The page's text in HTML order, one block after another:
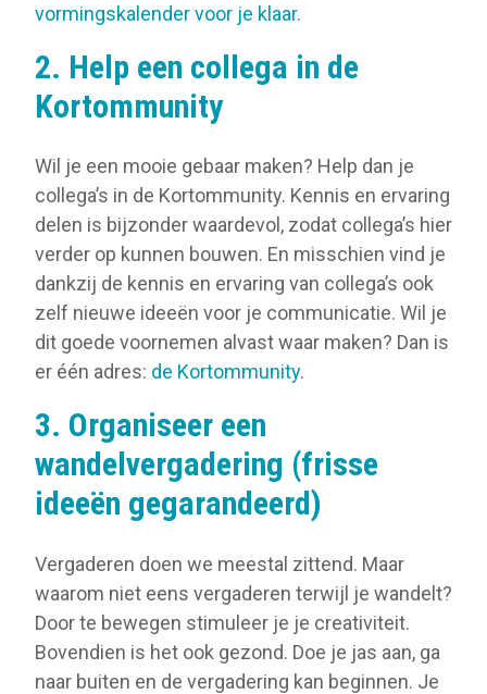
vormingskalender voor je klaar.
2. Help een collega in de
Kortommunity
Wil je een mooie gebaar maken? Help dan je
collega’s in de Kortommunity. Kennis en ervaring
delen is bijzonder waardevol, zodat collega’s hier
verder op kunnen bouwen. En misschien vind je
dankzij de kennis en ervaring van collega’s ook
zelf nieuwe ideeën voor je communicatie. Wil je
dit goede voornemen alvast waar maken? Dan is
er één adres: de Kortommunity.
3. Organiseer een
wandelvergadering (frisse
ideeën gegarandeerd)
Vergaderen doen we meestal zittend. Maar
waarom niet eens vergaderen terwijl je wandelt?
Door te bewegen stimuleer je je creativiteit.
Bovendien is het ook gezond. Doe je jas aan, ga
naar buiten en de vergadering kan beginnen. Je